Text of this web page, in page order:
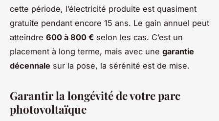
cette période, l’électricité produite est quasiment
gratuite pendant encore 15 ans. Le gain annuel peut
atteindre 600 à 800 € selon les cas. C’est un
placement à long terme, mais avec une garantie
décennale sur la pose, la sérénité est de mise.
Garantir la longévité de votre parc
photovoltaïque